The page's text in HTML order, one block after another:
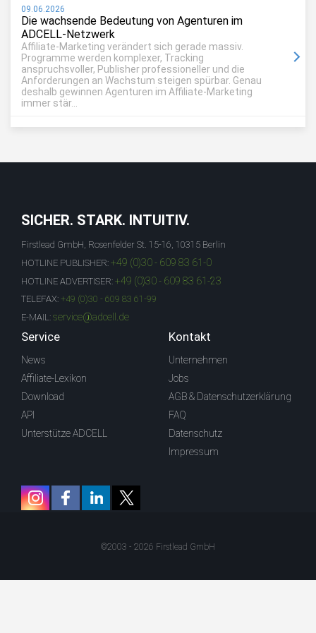
09.06.2026
Die wachsende Bedeutung von Agenturen im
ADCELL-Netzwerk
Affiliate-Marketing verändert sich gerade massiv.
Programme werden komplexer, Tracking
anspruchsvoller, Publisher professioneller und die
Anforderungen an Wachstum steigen spürbar. Genau
deshalb gewinnen Agenturen im Affiliate-Marketing
immer stär...
SICHER. STARK. INTUITIV.
Firstlead GmbH, Rosenfelder St. 15-16, 10315 Berlin
HOTLINE PUBLISHER: +49 (0)30 - 609 83 61-0
HOTLINE ADVERTISER: +49 (0)30 - 609 83 61-23
TELEFAX: +49 (0)30 - 609 83 61-99
E-MAIL: service@adcell.de
Service
News
Affiliate-Lexikon
Download
API
Unterstütze ADCELL
Kontakt
Unternehmen
Jobs
AGB & Datenschutzerklärung
FAQ
Datenschutz
Impressum
©2003 - 2026 Firstlead GmbH